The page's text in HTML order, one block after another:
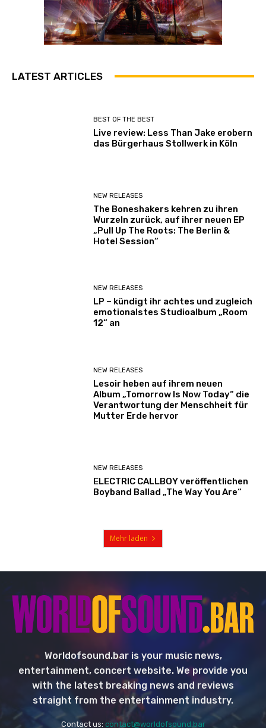
LATEST ARTICLES
BEST OF THE BEST
Live review: Less Than Jake erobern
das Bürgerhaus Stollwerk in Köln
NEW RELEASES
The Boneshakers kehren zu ihren
Wurzeln zurück, auf ihrer neuen EP
„Pull Up The Roots: The Berlin &
Hotel Session“
NEW RELEASES
LP – kündigt ihr achtes und zugleich
emotionalstes Studioalbum „Room
12“ an
NEW RELEASES
Lesoir heben auf ihrem neuen
Album „Tomorrow Is Now Today“ die
Verantwortung der Menschheit für
Mutter Erde hervor
NEW RELEASES
ELECTRIC CALLBOY veröffentlichen
Boyband Ballad „The Way You Are“
Mehr laden
Worldofsound.bar is your music news,
entertainment, concert website. We provide you
with the latest breaking news and reviews
straight from the entertainment industry.
Contact us: contact@worldofsound.bar